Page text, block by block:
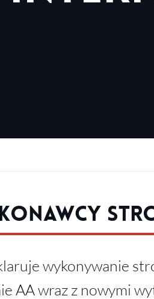
wykonywanie
AA wraz z nowymi